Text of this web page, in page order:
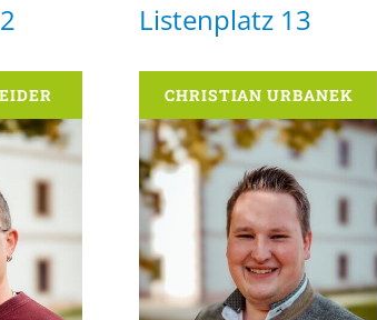
Listenplatz 13
CHRISTIAN URBANEK